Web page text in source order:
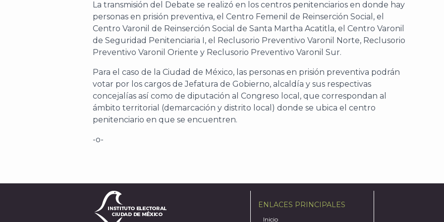
La transmisión del Debate se realizó en los centros penitenciarios en donde hay
personas en prisión preventiva, el Centro Femenil de Reinserción Social, el
Centro Varonil de Reinserción Social de Santa Martha Acatitla, el Centro Varonil
de Seguridad Penitenciaria I, el Reclusorio Preventivo Varonil Norte, Reclusorio
Preventivo Varonil Oriente y Reclusorio Preventivo Varonil Sur.
Para el caso de la Ciudad de México, las personas en prisión preventiva podrán
votar por los cargos de Jefatura de Gobierno, alcaldía y sus respectivas
concejalías así como de diputación al Congreso local, que correspondan al
ámbito territorial (demarcación y distrito local) donde se ubica el centro
penitenciario en que se encuentren.
-o-
ENLACES PRINCIPALES
Inicio